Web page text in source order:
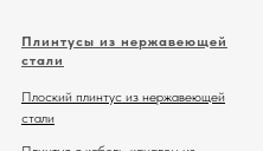
Плинтусы из нержавеющей
стали
Плоский плинтус из нержавеющей
стали